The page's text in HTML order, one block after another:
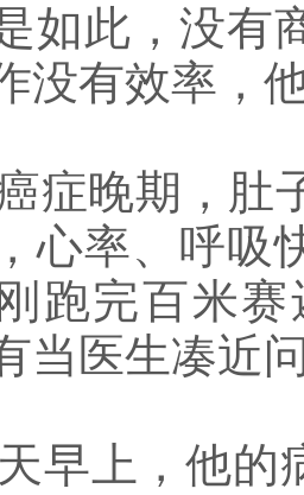
如此，没有
没有效率，
症晚期，肚
心率、呼吸
跑完百米
当医生凑近
早上，他的